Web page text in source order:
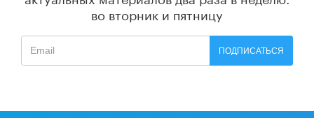
во вторник и пятницу
ПОДПИСАТЬСЯ